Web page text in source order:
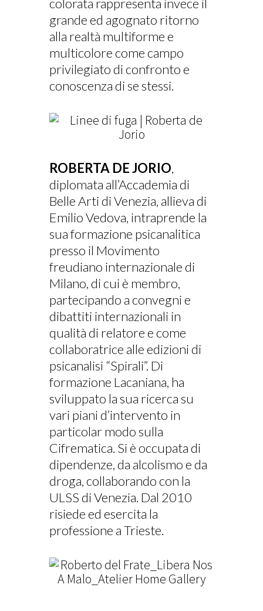
colorata rappresenta invece il
grande ed agognato ritorno
alla realtà multiforme e
multicolore come campo
privilegiato di confronto e
conoscenza di se stessi.
ROBERTA DE JORIO,
diplomata all’Accademia di
Belle Arti di Venezia, allieva di
Emilio Vedova, intraprende la
sua formazione psicanalitica
presso il Movimento
freudiano internazionale di
Milano, di cui è membro,
partecipando a convegni e
dibattiti internazionali in
qualità di relatore e come
collaboratrice alle edizioni di
psicanalisi “Spirali”. Di
formazione Lacaniana, ha
sviluppato la sua ricerca su
vari piani d’intervento in
particolar modo sulla
Cifrematica. Si è occupata di
dipendenze, da alcolismo e da
droga, collaborando con la
ULSS di Venezia. Dal 2010
risiede ed esercita la
professione a Trieste.